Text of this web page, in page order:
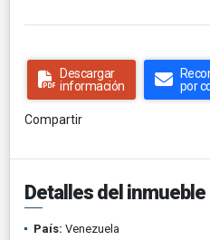
Descargar
información
por
Compartir
Detalles del inmueble
País: Venezuela